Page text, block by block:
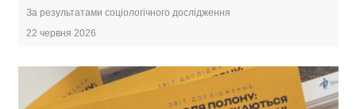
За результатами соціологічного дослідження
22 червня 2026